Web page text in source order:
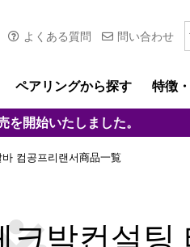
よくある質問
問い合わせ
ペアリングから探す 特徴
を開始いたしました。
컴공프리랜서商品一覧
박컨설팅